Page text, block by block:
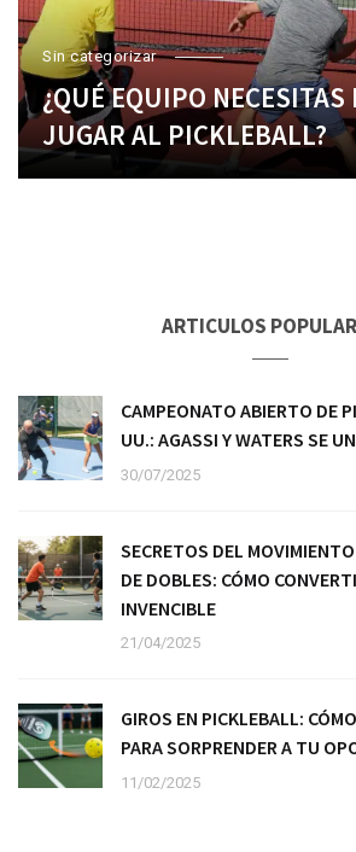
Sin categorizar
¿QUÉ EQUIPO NECESITAS
JUGAR AL PICKLEBALL?
ARTICULOS
CAMPEONATO ABIERTO DE
UU.: AGASSI Y WATERS SE
30/07/2025
SECRETOS DEL
DE DOBLES: CÓMO
INVENCIBLE
21/04/2025
GIROS EN PICKLEBALL:
PARA SORPRENDER A TU
11/02/2025